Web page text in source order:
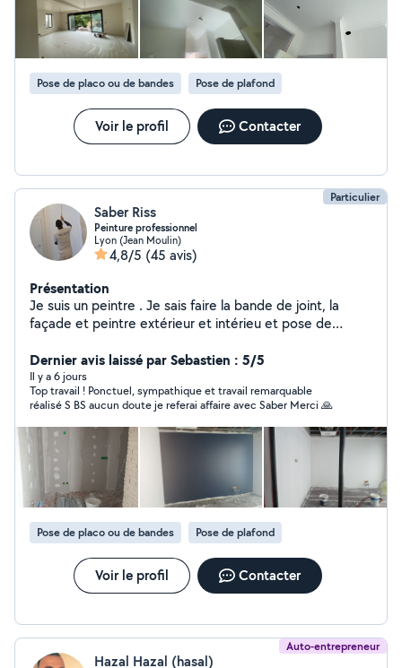
Pose de placo ou de bandes Pose de plafond
Voir le profil Contacter
Particulier
Saber Riss
Peinture professionnel
Lyon (Jean Moulin)
4,8/5 (45 avis)
Présentation
Je suis un peintre . Je sais faire la bande de joint, la
façade et peintre extérieur et intérieu et pose de
Dernier avis laissé par Sebastien : 5/5
Il y a 6 jours
Top travail ! Ponctuel, sympathique et travail remarquable
réalisé S BS aucun doute je referai affaire avec Saber Merci 🙏
Pose de placo ou de bandes Pose de plafond
Voir le profil Contacter
Auto-entrepreneur
Hazal Hazal (hasal)